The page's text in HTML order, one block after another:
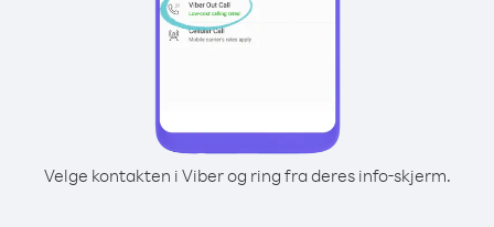
Velge kontakten i Viber og ring fra deres info-skjerm.